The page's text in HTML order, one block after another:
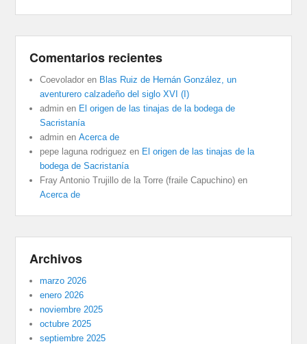
Comentarios recientes
Coevolador en Blas Ruiz de Hernán González, un
aventurero calzadeño del siglo XVI (I)
admin en El origen de las tinajas de la bodega de
Sacristanía
admin enAcerca de
pepe laguna rodriguez en El origen de las tinajas de la
bodega de Sacristanía
Fray Antonio Trujillo de la Torre (fraile Capuchino) en
Acerca de
Archivos
marzo 2026
enero 2026
noviembre 2025
octubre 2025
septiembre 2025